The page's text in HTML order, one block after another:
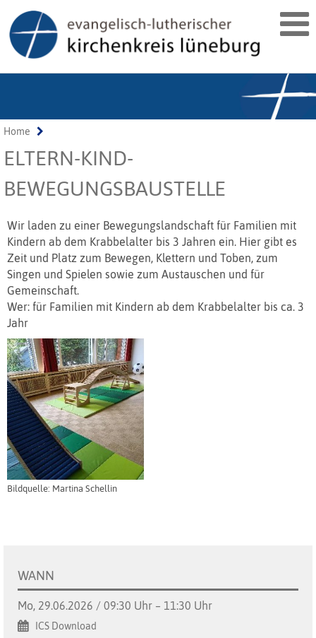
Home
ELTERN-KIND-
BEWEGUNGSBAUSTELLE
Wir laden zu einer Bewegungslandschaft für Familien mit
Kindern ab dem Krabbelalter bis 3 Jahren ein. Hier gibt es
Zeit und Platz zum Bewegen, Klettern und Toben, zum
Singen und Spielen sowie zum Austauschen und für
Gemeinschaft.
Wer: für Familien mit Kindern ab dem Krabbelalter bis ca. 3
Jahr
Bildquelle: Martina Schellin
WANN
Mo, 29.06.2026 / 09:30 Uhr – 11:30 Uhr
ICS Download